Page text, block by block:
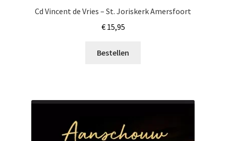
Cd Vincent de Vries – St. Joriskerk Amersfoort
€15,95
Bestellen